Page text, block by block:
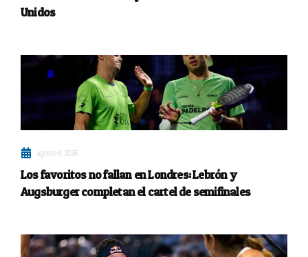
Unidos
agosto 8, 2026
Los favoritos no fallan en Londres: Lebrón y
Augsburger completan el cartel de semifinales